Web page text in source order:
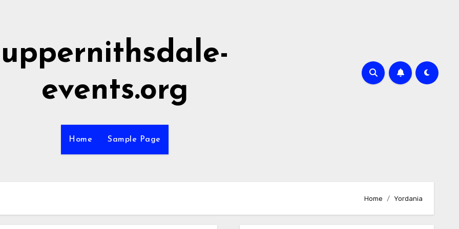
uppernithsdale-
events.org
Home Sample Page
Home Yordania